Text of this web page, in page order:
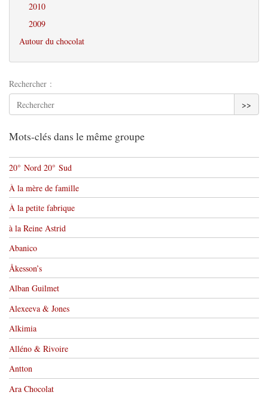
2010
2009
Autour du chocolat
Rechercher :
>>
Mots-clés dans le même groupe
20° Nord 20° Sud
À la mère de famille
À la petite fabrique
à la Reine Astrid
Abanico
Åkesson’s
Alban Guilmet
Alexeeva & Jones
Alkimia
Alléno & Rivoire
Antton
Ara Chocolat